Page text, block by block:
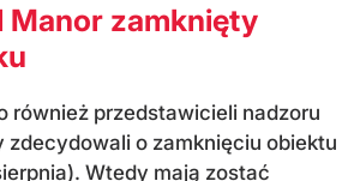
Manor zamknięty
również przedstawicieli nadzoru
zdecydowali o zamknięciu obiektu
Wtedy mają zostać